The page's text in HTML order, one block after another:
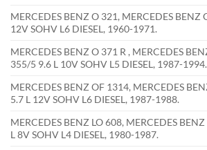
MERCEDES BENZ O 321, MERCEDES BENZ
12V SOHV L6 DIESEL, 1960-1971.
MERCEDES BENZ O 371 R , MERCEDES
355/5 9.6 L 10V SOHV L5 DIESEL, 1987-1994.
MERCEDES BENZ OF 1314, MERCEDES
5.7 L 12V SOHV L6 DIESEL, 1987-1988.
MERCEDES BENZ LO 608, MERCEDES
L 8V SOHV L4 DIESEL, 1980-1987.